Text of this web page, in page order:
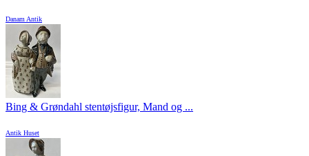
Danam Antik
Bing & Grøndahl stentøjsfigur, Mand og ...
Antik Huset